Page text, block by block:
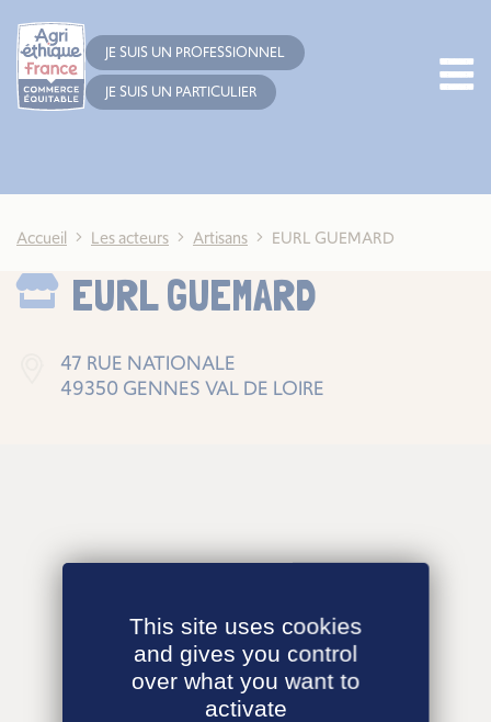
JE SUIS UN PROFESSIONNEL
JE SUIS UN PARTICULIER
Accueil Les acteurs Artisans EURL GUEMARD
EURL GUEMARD
47 RUE NATIONALE
49350 GENNES VAL DE LOIRE
This site uses cookies
and gives you control
over what you want to
activate